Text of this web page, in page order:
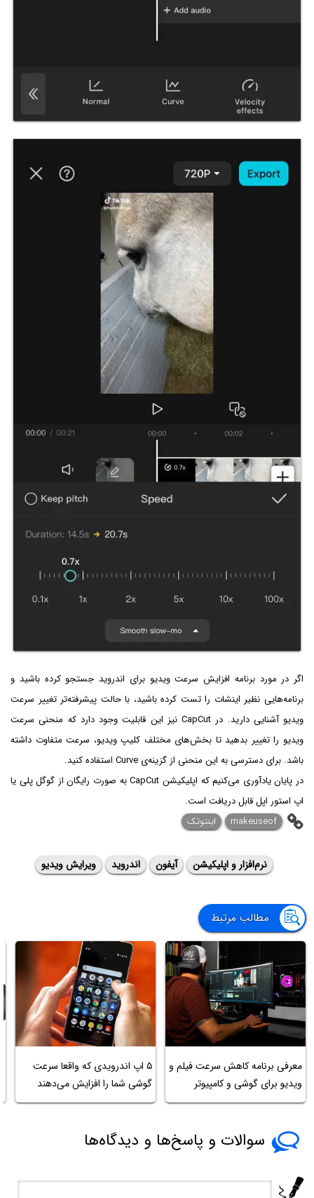
اگر در مورد برنامه افزایش سرعت ویدیو برای اندروید جستجو کرده باشید و
برنامه‌هایی نظیر اینشات را تست کرده باشید، با حالت پیشرفته‌تر تغییر سرعت
ویدیو آشنایی دارید. در CapCut نیز این قابلیت وجود دارد که منحنی سرعت
ویدیو را تغییر بدهید تا بخش‌های مختلف کلیپ ویدیو، سرعت متفاوت داشته
باشد. برای دسترسی به این منحنی از گزینه‌ی Curve استفاده کنید.
در پایان یادآوری می‌کنیم که اپلیکیشن CapCut به صورت رایگان از گوگل پلی یا
اپ استور اپل قابل دریافت است.
makeuseof
اینتوتک
نرم‌افزار و اپلیکیشن آیفون اندروید ویرایش ویدیو
مطالب مرتبط
معرفی برنامه کاهش سرعت فیلم و
ویدیو برای گوشی و کامپیوتر
۵ اپ اندرویدی که واقعا سرعت
گوشی شما را افزایش می‌دهند
سوالات و پاسخ‌ها و دیدگاه‌ها